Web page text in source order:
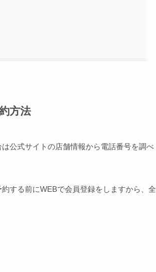
方法
公式サイトの店舗情報から電話番号を調べ
する前にWEBで会員登録をしますから、全